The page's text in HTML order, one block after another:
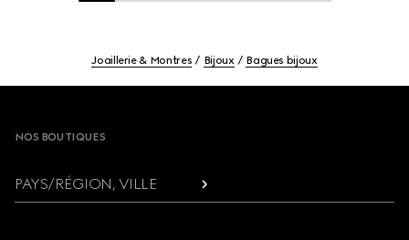
Joaillerie & Montres Bijoux Bagues bijoux
NOS BOUTIQUES
PAYS/RÉGION, VILLE